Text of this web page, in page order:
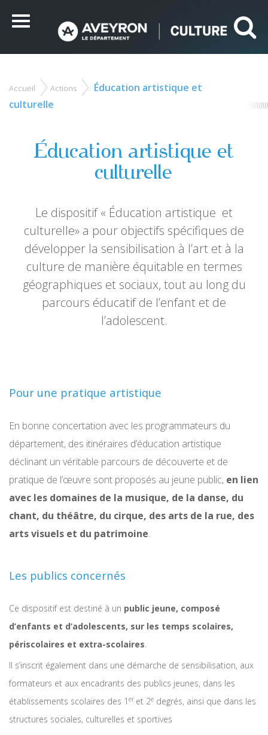
Menu
Vous
êtes
Accueil Actions
Éducation artistique et
culturelle
Éducation artistique et
culturelle
Le dispositif « Éducation artistique et
culturelle» a pour objectifs spécifiques de
développer la sensibilisation à l’art et à la
culture de manière équitable en termes
géographiques et sociaux, tout au long du
parcours éducatif de l’enfant et de
l’adolescent.
Pour une pratique artistique
En bonne concertation avec les programmateurs du
département, des itinéraires d’éducation artistique
déclinant un véritable parcours de découverte et de
pratique de l’œuvre sont proposés au jeune public, en lien
avec les domaines de la musique, de la danse, du
chant, du théâtre, du cirque, des arts de la rue, des
arts visuels et du patrimoine.
Les publics concernés
Ce dispositif est destiné à un public jeune, composé
d’enfants et d’adolescents, sur les temps scolaires,
périscolaires et extra-scolaires.
Il s’inscrit également dans une démarche de sensibilisation, aux
formateurs et aux encadrants des publics jeunes, dans les
établissements scolaires des 1 er et 2e degrés, ainsi que dans les
structures sociales, culturelles et sportives
ceux que vous souhaitez activer
Tout accepter Tout refuser Personnaliser